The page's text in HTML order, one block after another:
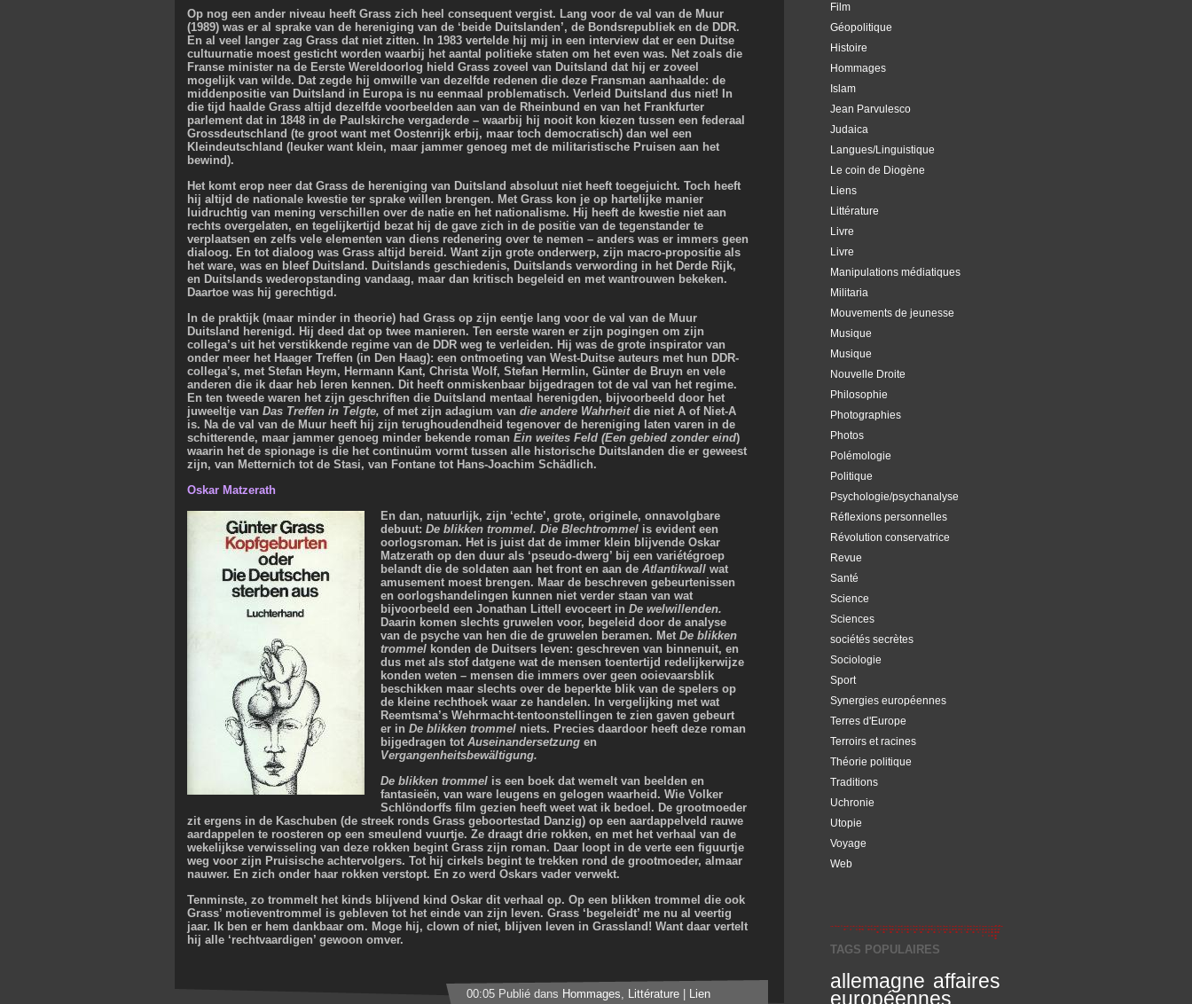
Film
Géopolitique
Histoire
Hommages
Islam
Jean Parvulesco
Judaica
Langues/Linguistique
Le coin de Diogène
Liens
Littérature
Livre
Livre
Manipulations médiatiques
Militaria
Mouvements de jeunesse
Musique
Musique
Nouvelle Droite
Philosophie
Photographies
Photos
Polémologie
Politique
Psychologie/psychanalyse
Réflexions personnelles
Révolution conservatrice
Revue
Santé
Science
Sciences
sociétés secrètes
Sociologie
Sport
Synergies européennes
Terres d'Europe
Terroirs et racines
Théorie politique
Traditions
Uchronie
Utopie
Voyage
Web
TAGS POPULAIRES
allemagne affaires
européennes
Op nog een ander niveau heeft Grass zich heel consequent vergist. Lang voor de val van de Muur
(1989) was er al sprake van de hereniging van de ‘beide Duitslanden’, de Bondsrepubliek en de DDR.
En al veel langer zag Grass dat niet zitten. In 1983 vertelde hij mij in een interview dat er een Duitse
cultuurnatie moest gesticht worden waarbij het aantal politieke staten om het even was. Net zoals die
Franse minister na de Eerste Wereldoorlog hield Grass zoveel van Duitsland dat hij er zoveel
mogelijk van wilde. Dat zegde hij omwille van dezelfde redenen die deze Fransman aanhaalde: de
middenpositie van Duitsland in Europa is nu eenmaal problematisch. Verleid Duitsland dus niet! In
die tijd haalde Grass altijd dezelfde voorbeelden aan van de Rheinbund en van het Frankfurter
parlement dat in 1848 in de Paulskirche vergaderde – waarbij hij nooit kon kiezen tussen een federaal
Grossdeutschland (te groot want met Oostenrijk erbij, maar toch democratisch) dan wel een
Kleindeutschland (leuker want klein, maar jammer genoeg met de militaristische Pruisen aan het
bewind).
Het komt erop neer dat Grass de hereniging van Duitsland absoluut niet heeft toegejuicht. Toch heeft
hij altijd de nationale kwestie ter sprake willen brengen. Met Grass kon je op hartelijke manier
luidruchtig van mening verschillen over de natie en het nationalisme. Hij heeft de kwestie niet aan
rechts overgelaten, en tegelijkertijd bezat hij de gave zich in de positie van de tegenstander te
verplaatsen en zelfs vele elementen van diens redenering over te nemen – anders was er immers geen
dialoog. En tot dialoog was Grass altijd bereid. Want zijn grote onderwerp, zijn macro-propositie als
het ware, was en bleef Duitsland. Duitslands geschiedenis, Duitslands verwording in het Derde Rijk,
en Duitslands wederopstanding vandaag, maar dan kritisch begeleid en met wantrouwen bekeken.
Daartoe was hij gerechtigd.
In de praktijk (maar minder in theorie) had Grass op zijn eentje lang voor de val van de Muur
Duitsland herenigd. Hij deed dat op twee manieren. Ten eerste waren er zijn pogingen om zijn
collega’s uit het verstikkende regime van de DDR weg te verleiden. Hij was de grote inspirator van
onder meer het Haager Treffen (in Den Haag): een ontmoeting van West-Duitse auteurs met hun DDR-
collega’s, met Stefan Heym, Hermann Kant, Christa Wolf, Stefan Hermlin, Günter de Bruyn en vele
anderen die ik daar heb leren kennen. Dit heeft onmiskenbaar bijgedragen tot de val van het regime.
En ten tweede waren het zijn geschriften die Duitsland mentaal herenigden, bijvoorbeeld door het
juweeltje van Das Treffen in Telgte, of met zijn adagium van die andere Wahrheitdie niet A of Niet-A
is. Na de val van de Muur heeft hij zijn terughoudendheid tegenover de hereniging laten varen in de
schitterende, maar jammer genoeg minder bekende roman Ein weites Feld (Een gebied zonder eind)
waarin het de spionage is die het continuüm vormt tussen alle historische Duitslanden die er geweest
zijn, van Metternich tot de Stasi, van Fontane tot Hans-Joachim Schädlich.
Oskar Matzerath
En dan, natuurlijk, zijn ‘echte’, grote, originele, onnavolgbare
debuut:De blikken trommel. Die Blechtrommel is evident een
oorlogsroman. Het is juist dat de immer klein blijvende Oskar
Matzerath op den duur als ‘pseudo-dwerg’ bij een variétégroep
belandt die de soldaten aan het front en aan deAtlantikwall wat
amusement moest brengen. Maar de beschreven gebeurtenissen
en oorlogshandelingen kunnen niet verder staan van wat
bijvoorbeeld een Jonathan Littell evoceert inDe welwillenden.
Daarin komen slechts gruwelen voor, begeleid door de analyse
van de psyche van hen die de gruwelen beramen. MetDe blikken
trommel konden de Duitsers leven: geschreven van binnenuit, en
dus met als stof datgene wat de mensen toentertijd redelijkerwijze
konden weten – mensen die immers over geen ooievaarsblik
beschikken maar slechts over de beperkte blik van de spelers op
de kleine rechthoek waar ze handelen. In vergelijking met wat
Reemtsma’s Wehrmacht-tentoonstellingen te zien gaven gebeurt
er inDe blikken trommel niets. Precies daardoor heeft deze roman
bijgedragen totAuseinandersetzung en
Vergangenheitsbewältigung.
De blikken trommel is een boek dat wemelt van beelden en
fantasieën, van ware leugens en gelogen waarheid. Wie Volker
Schlöndorffs film gezien heeft weet wat ik bedoel. De grootmoeder
zit ergens in de Kaschuben (de streek ronds Grass geboortestad Danzig) op een aardappelveld rauwe
aardappelen te roosteren op een smeulend vuurtje. Ze draagt drie rokken, en met het verhaal van de
wekelijkse verwisseling van deze rokken begint Grass zijn roman. Daar loopt in de verte een figuurtje
weg voor zijn Pruisische achtervolgers. Tot hij cirkels begint te trekken rond de grootmoeder, almaar
nauwer. En zich onder haar rokken verstopt. En zo werd Oskars vader verwekt.
Tenminste, zo trommelt het kinds blijvend kind Oskar dit verhaal op. Op een blikken trommel die ook
Grass’ motieventrommel is gebleven tot het einde van zijn leven. Grass ‘begeleidt’ me nu al veertig
jaar. Ik ben er hem dankbaar om. Moge hij, clown of niet, blijven leven in Grassland! Want daar vertelt
hij alle ‘rechtvaardigen’ gewoon omver.
00:05 Publié dans Hommages Littérature
Lien